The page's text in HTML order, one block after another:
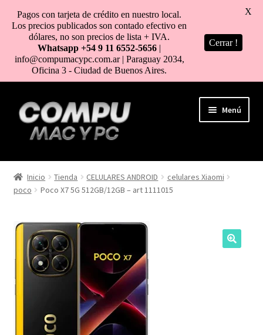
al
contenido
Menú
HOME
TIENDA
COMO COMPRAR
MI CUENTA
NOSOTROS
SERVICIOS
Inicio Tienda CELULARES ANDROID
celulares Xiaomi
poco
Poco X7 5G 512GB/12GB – art 1111015
Pagos con tarjeta de crédito en nuestro local.
Los precios publicados son contado efectivo en
dólares, no son precios de lista + IVA.
Whatsapp +54 9 11 6552-5656 |
info@compumacypc.com.ar | Paraguay 2034,
Oficina 3 - Ciudad de Buenos Aires.
Cerrar !
X